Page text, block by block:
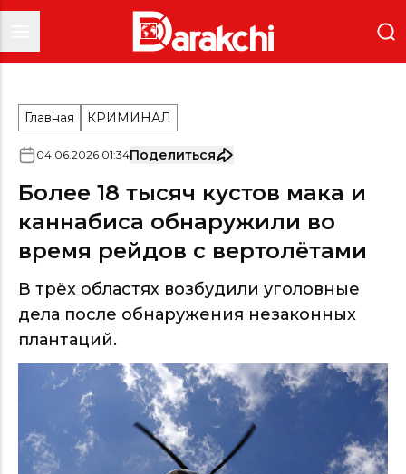
Главная КРИМИНАЛ
04.06.2026 01:34Поделиться
Более 18 тысяч кустов мака и
каннабиса обнаружили во
время рейдов с вертолётами
В трёх областях возбудили уголовные
дела после обнаружения незаконных
плантаций.